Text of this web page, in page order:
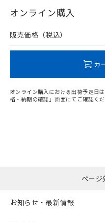
在庫等で未対応品が混在す
問い合わせください。
オンライン購入
販売価格（税込）
カ
オンライン購入における出荷予定日
格・納期の確認」画面にてご確認くだ
ページ
お知らせ・最新情報